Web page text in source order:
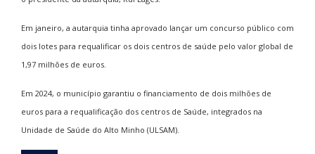
Em janeiro, a autarquia tinha aprovado lançar um concurso público com
dois lotes para requalificar os dois centros de saúde pelo valor global de
1,97 milhões de euros.
Em 2024, o município garantiu o financiamento de dois milhões de
euros para a requalificação dos centros de Saúde, integrados na
Unidade de Saúde do Alto Minho (ULSAM).